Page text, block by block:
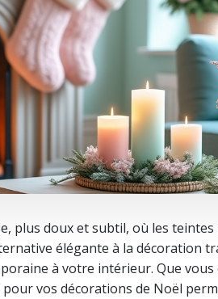
plus doux et subtil, où les
élégante à la décoration
à votre intérieur. Que vous
vos décorations de Noël